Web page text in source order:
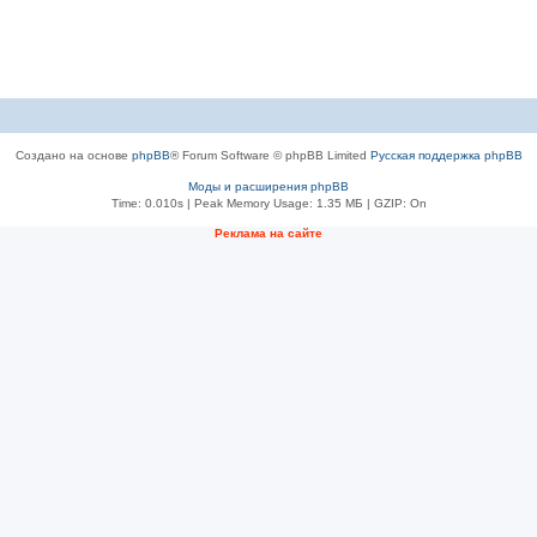
Создано на основе phpBB® Forum Software © phpBB Limited Русская поддержка phpBB
Моды и расширения phpBB
Time: 0.010s| Peak Memory Usage: 1.35 МБ | GZIP: On
Рeклама на сaйте